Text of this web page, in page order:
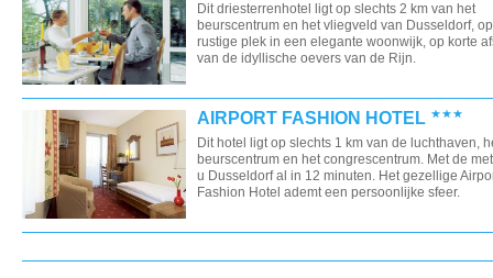
Dit driesterrenhotel ligt op slechts 2 km van het
beurscentrum en het vliegveld van Dusseldorf,
rustige plek in een elegante woonwijk, op korte
van de idyllische oevers van de Rijn.
AIRPORT FASHION HOTEL
Dit hotel ligt op slechts 1 km van de luchthaven,
beurscentrum en het congrescentrum. Met de
u Dusseldorf al in 12 minuten. Het gezellige
Fashion Hotel ademt een persoonlijke sfeer.